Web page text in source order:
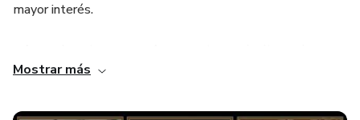
mayor interés.
presiones ni limitaciones.
• Optimizar tu tiempo: Enfócate en las áreas que te
Mostrar más